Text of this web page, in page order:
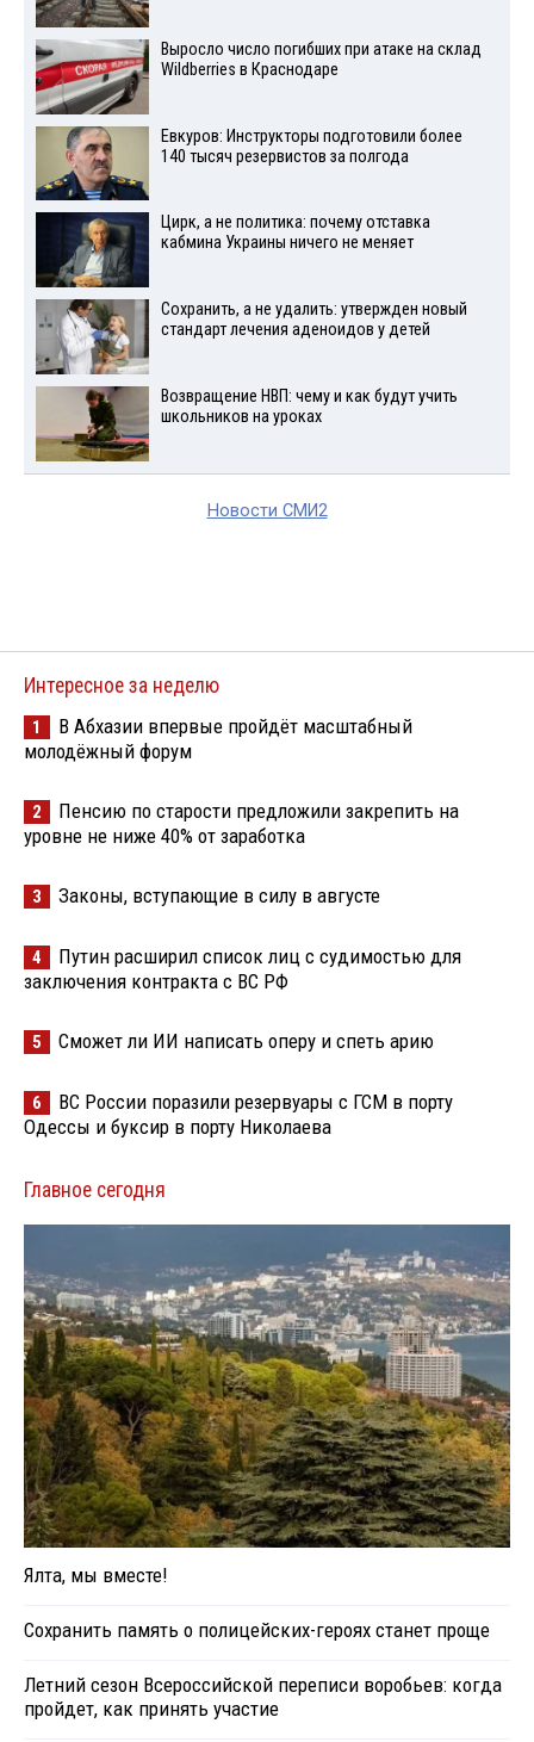
Выросло число погибших при атаке на склад
Wildberries в Краснодаре
Евкуров: Инструкторы подготовили более
140 тысяч резервистов за полгода
Цирк, а не политика: почему отставка
кабмина Украины ничего не меняет
Сохранить, а не удалить: утвержден новый
стандарт лечения аденоидов у детей
Возвращение НВП: чему и как будут учить
школьников на уроках
Новости СМИ2
Интересное за неделю
1
В Абхазии впервые пройдёт масштабный
молодёжный форум
2
Пенсию по старости предложили закрепить на
уровне не ниже 40% от заработка
3 Законы, вступающие в силу в августе
4
Путин расширил список лиц с судимостью для
заключения контракта с ВС РФ
5 Сможет ли ИИ написать оперу и спеть арию
6
ВС России поразили резервуары с ГСМ в порту
Одессы и буксир в порту Николаева
Главное сегодня
Ялта, мы вместе!
Сохранить память о полицейских-героях станет проще
Летний сезон Всероссийской переписи воробьев: когда
пройдет, как принять участие